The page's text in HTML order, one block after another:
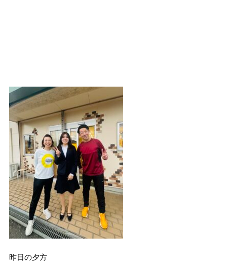
昨日の夕方